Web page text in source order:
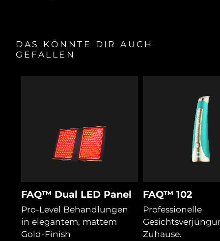
DAS KÖNNTE DIR AUCH
GEFALLEN
FAQ™ Dual LED Panel
Pro-Level Behandlungen
in elegantem, mattem
Gold-Finish
FAQ™ 102
Professionelle
Zuhause.